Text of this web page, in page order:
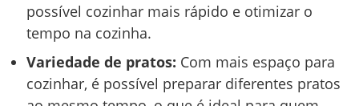
possível cozinhar mais rápido e otimizar o
tempo na cozinha.
Variedade de pratos: Com mais espaço para
cozinhar, é possível preparar diferentes pratos